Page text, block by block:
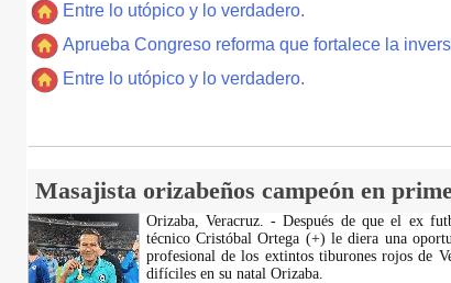
Entre lo utópico y lo verdadero.
Aprueba Congreso reforma que fortalece la
Entre lo utópico y lo verdadero.
Masajista orizabeños campeón en
Orizaba, Veracruz. - Después de que el ex
técnico Cristóbal Ortega (+) le diera una
profesional de los extintos tiburones rojos de
difíciles en su natal Orizaba.